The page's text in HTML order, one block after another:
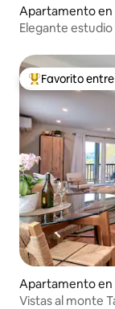
Apartamento en
Elegante
Favorito entre
Favorito
Apartamento en
Vistas al monte